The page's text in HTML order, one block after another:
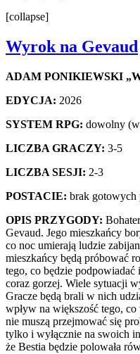
[collapse]
Wyrok na Gevaud
ADAM PONIKIEWSKI
EDYCJA: 2026
SYSTEM RPG: dowolny (w
LICZBA GRACZY: 3-5
LICZBA SESJI: 2-3
POSTACIE: brak gotowych
OPIS PRZYGODY:
Gevaud. Jego mieszkańcy
co noc umierają ludzie
mieszkańcy będą próbować
tego, co będzie
coraz gorzej. Wiele sytuacji
Gracze będą brali w nich
wpływ na większość tego, co
nie muszą przejmować się
tylko i wyłącznie na swoich
że Bestia będzie polowała